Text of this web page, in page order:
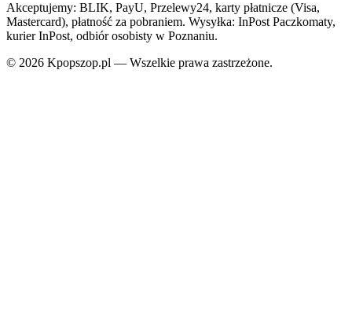
Akceptujemy: BLIK, PayU, Przelewy24, karty płatnicze (Visa,
Mastercard), płatność za pobraniem. Wysyłka: InPost Paczkomaty,
kurier InPost, odbiór osobisty w Poznaniu.
© 2026 Kpopszop.pl — Wszelkie prawa zastrzeżone.